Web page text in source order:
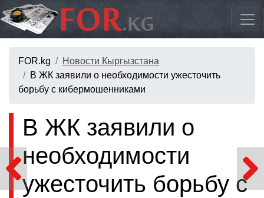
FOR.kg
Новости Кыргызстана
В ЖК заявили о необходимости ужесточить
борьбу с кибермошенниками
В ЖК заявили о
необходимости
ужесточить борьбу с